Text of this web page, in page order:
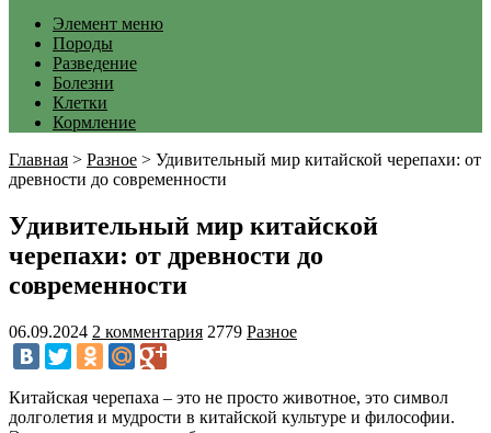
Элемент меню
Породы
Разведение
Болезни
Клетки
Кормление
Главная > Разное > Удивительный мир китайской черепахи: от
древности до современности
Удивительный мир китайской
черепахи: от древности до
современности
06.09.2024 2 комментария 2779 Разное
Китайская черепаха – это не просто животное, это символ
долголетия и мудрости в китайской культуре и философии.